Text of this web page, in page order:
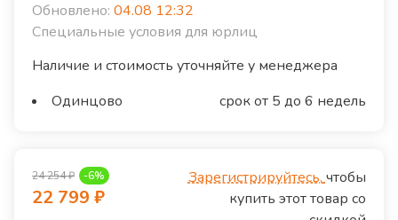
Обновлено: 04.08 12:32
Специальные условия для юрлиц
Наличие и стоимость уточняйте у менеджера
Одинцово
срок от 5 до 6 недель
24 254₽ -6%
22 799 ₽
Зарегистрируйтесь,чтобы
купить этот товар со